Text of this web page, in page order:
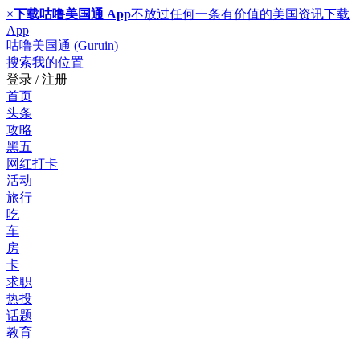
×下载咕噜美国通 App不放过任何一条有价值的美国资讯下载
App
咕噜美国通 (Guruin)
搜索我的位置
登录 / 注册
首页
头条
攻略
黑五
网红打卡
活动
旅行
吃
车
房
卡
求职
热投
话题
教育